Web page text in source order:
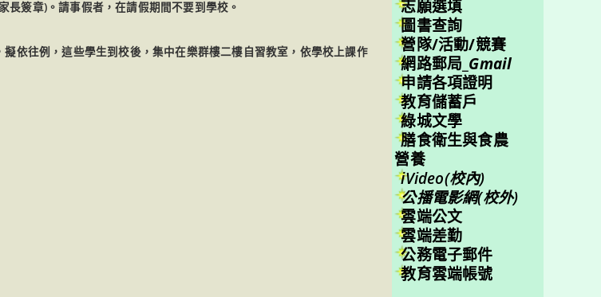
簽章)。請事假者，在請假期間不要到學校。
依往例，這些學生到校後，集中在樂群樓二樓自習教室，依學校上課作
志願選填
圖書查詢
營隊/活動/競賽
網路郵局_ Gmail
申請各項證明
教育儲蓄戶
綠城文學
膳食衛生與食農
營養
iVideo(校內)
公播電影網(校外)
雲端公文
雲端差勤
公務電子郵件
教育雲端帳號